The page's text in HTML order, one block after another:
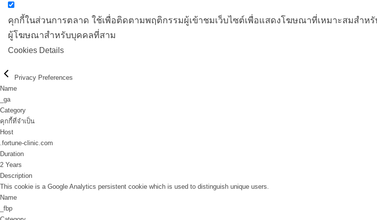
คุกกี้ในส่วนการตลาด ใช้เพื่อติดตามพฤติกรรมผู้เข้าชมเว็บไซต์เพื่อแสดงโฆษณาที่เหมาะสมสำ
ผู้โฆษณาสำหรับบุคคลที่สาม
Cookies Details
Privacy Preferences
Name
_ga
Category
คุกกี้ที่จำเป็น
Host
.fortune-clinic.com
Duration
2 Years
Description
This cookie is a Google Analytics persistent cookie which is used to distinguish unique users.
Name
_fbp